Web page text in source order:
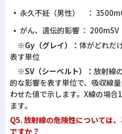
永久不妊（男性） ：
がん、遺伝的影響 ： 200mSV
※Gy（グレイ）： 体がどれだ
表す単位
※SV（シーベルト）： 放射線
的な影響を表す単位で、吸収線
わせた値で示します。X線の場合
ます。
Q5. 放射線の危険性については
ですか？